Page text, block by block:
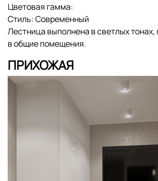
Цветовая гамма:
Стиль:Современный
Лестница выполнена в светлых тонах,
в общие помещения.
ПРИХОЖАЯ